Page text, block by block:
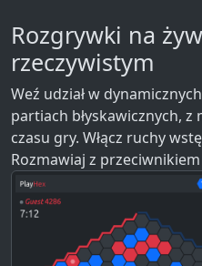
Rozgrywki na
rzeczywistym
Weź udział w
partiach błyskawicznych,
czasu gry. Włącz ruchy
Rozmawiaj z